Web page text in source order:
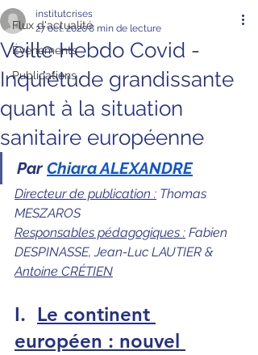
Flux d'actualité
Évènements
Publications
Veille Hebdo Covid -
Inquiétude grandissante
quant à la situation
sanitaire européenne
institutcrises
27 oct. 20208 min de lecture
Par Chiara ALEXANDRE
Directeur de publication : Thomas
MESZAROS
Responsables pédagogiques : Fabien
DESPINASSE, Jean-Luc LAUTIER &
Antoine CRÉTIEN
I. Le continent
européen : nouvel